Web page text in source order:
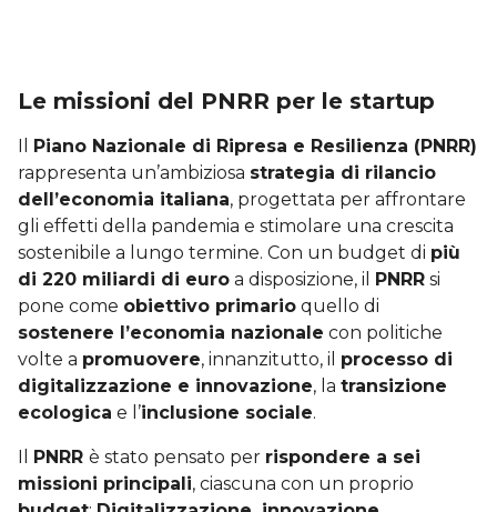
Le missioni del PNRR per le startup
Il Piano Nazionale di Ripresa e Resilienza (PNRR)
rappresenta un’ambiziosa strategia di rilancio
dell’economia italiana, progettata per affrontare
gli effetti della pandemia e stimolare una crescita
sostenibile a lungo termine. Con un budget di più
di 220 miliardi di euro a disposizione, il PNRR si
pone come obiettivo primario quello di
sostenere l’economia nazionale con politiche
volte a promuovere, innanzitutto, il processo di
digitalizzazione e innovazione, la transizione
ecologica e l’inclusione sociale.
Il PNRR è stato pensato per rispondere a sei
missioni principali, ciascuna con un proprio